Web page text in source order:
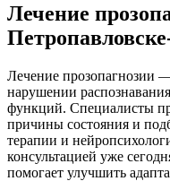
Лечение
Лечение прозопагнозии
нарушении
функций. Специалисты
причины состояния и
терапии и
консультацией уже
помогает улучшить